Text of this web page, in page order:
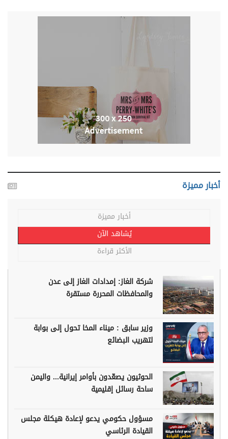
أخبار مميزة
أخبار مميزة
يُشاهد الآن
الأكثر قراءة
شركة الغاز: إمدادات الغاز إلى عدن
والمحافظات المحررة مستقرة
وزير سابق : ميناء المخا تحول إلى بوابة
لتهريب البضائع
الحوثيون يصعّدون بأوامر إيرانية... واليمن
ساحة رسائل إقليمية
مسؤول حكومي يدعو لإعادة هيكلة مجلس
القيادة الرئاسي